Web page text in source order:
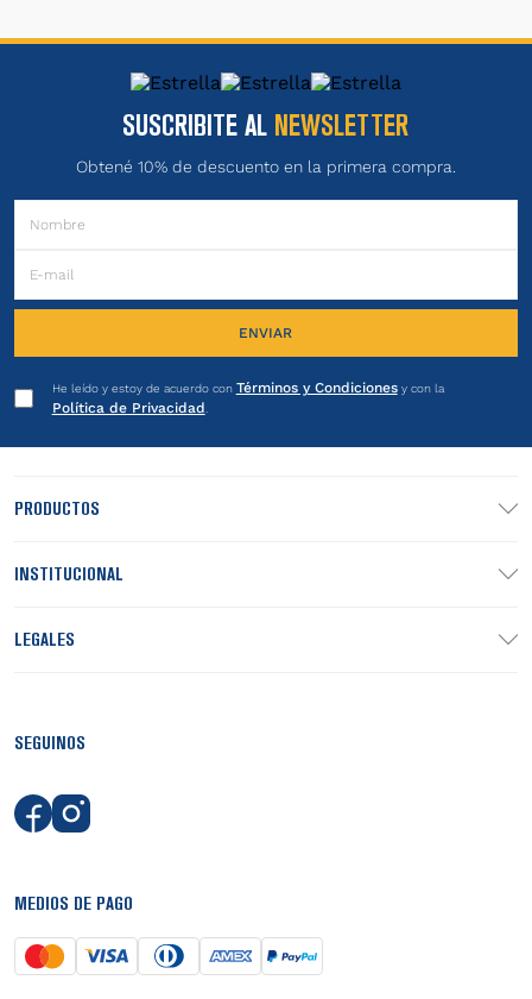
SUSCRIBITE AL NEWSLETTER
Obtené 10% de descuento en la primera compra.
ENVIAR
He leído y estoy de acuerdo con Términos y Condicionesy con la
Política de Privacidad
PRODUCTOS
INSTITUCIONAL
LEGALES
SEGUINOS
MEDIOS DE PAGO